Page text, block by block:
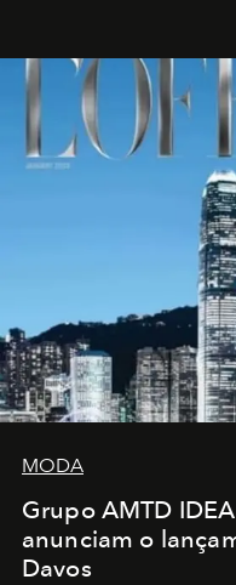
MODA
Grupo AMTD
anunciam o
Davos